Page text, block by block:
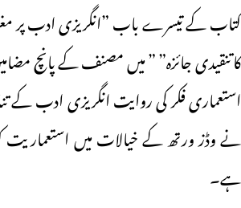
کتاب کے تیسرے باب ”انگریزی ادب پر
کا تنقیدی جائزہ” ” میں مصنف کے پانچ
استعماری فکر کی روایت انگریزی ادب کے
نے وڈز ورتھ کے خیالات میں استعماریت
ہے۔